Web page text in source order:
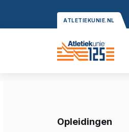
ATLETIEKUNIE.NL
Opleidingen